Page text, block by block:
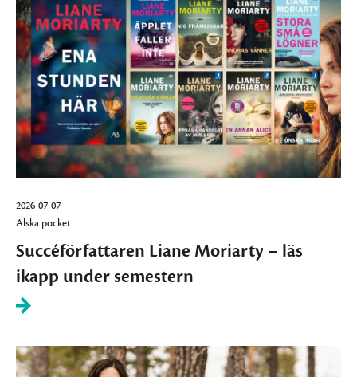
2026-07-07
Älska pocket
Succéförfattaren Liane Moriarty – läs
ikapp under semestern